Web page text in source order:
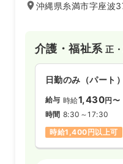
沖縄県糸満市字座波
介護・福祉系正
日勤のみ（パート）
給与 時給1,430円〜
時間 8:30～17:30
時給1,400円以上可